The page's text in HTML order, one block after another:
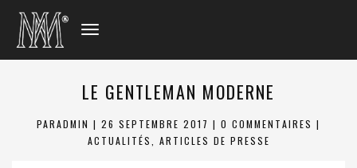
DÉPLIER
LE GENTLEMAN MODERNE
PARADMIN | 26 SEPTEMBRE 2017 | 0 COMMENTAIRES |
ACTUALITÉS
ARTICLES DE PRESSE